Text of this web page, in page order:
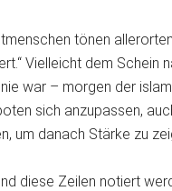
tönen
Vielleicht dem Schein
war – morgen der
sich anzupassen,
um danach Stärke zu
diese Zeilen notiert